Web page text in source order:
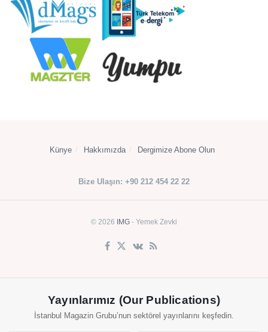
Künye Hakkımızda Dergimize Abone Olun
Bize Ulaşın: +90 212 454 22 22
© 2026 IMG - Yemek Zevki
Yayınlarımız (Our Publications)
İstanbul Magazin Grubu’nun sektörel yayınlarını keşfedin.